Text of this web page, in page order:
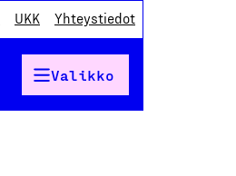
UKK Yhteystiedot
Valikko